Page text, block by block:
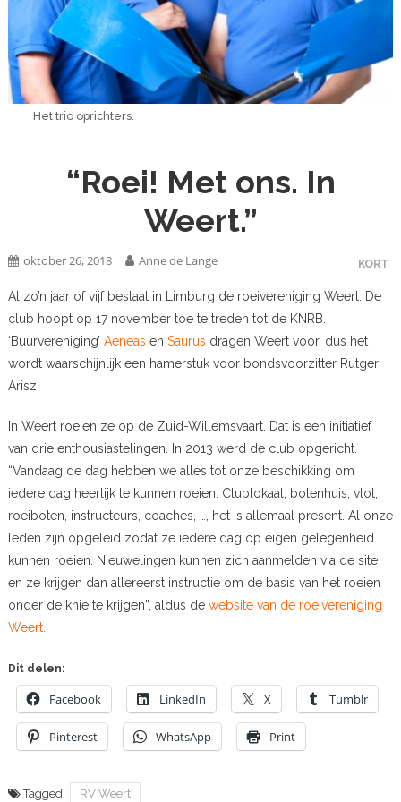
Het trio oprichters.
“Roei! Met ons. In
Weert.”
KORT
oktober 26, 2018 Anne de Lange
Al zo’n jaar of vijf bestaat in Limburg de roeivereniging Weert. De
club hoopt op 17 november toe te treden tot de KNRB.
‘Buurvereniging’ Aeneas en Saurus dragen Weert voor, dus het
wordt waarschijnlijk een hamerstuk voor bondsvoorzitter Rutger
Arisz.
In Weert roeien ze op de Zuid-Willemsvaart. Dat is een initiatief
van drie enthousiastelingen. In 2013 werd de club opgericht.
“Vandaag de dag hebben we alles tot onze beschikking om
iedere dag heerlijk te kunnen roeien. Clublokaal, botenhuis, vlot,
roeiboten, instructeurs, coaches, …, het is allemaal present. Al onze
leden zijn opgeleid zodat ze iedere dag op eigen gelegenheid
kunnen roeien. Nieuwelingen kunnen zich aanmelden via de site
en ze krijgen dan allereerst instructie om de basis van het roeien
onder de knie te krijgen”, aldus de website van de roeivereniging
Weert.
Dit delen:
Facebook LinkedIn X Tumblr
Pinterest WhatsApp Print
Tagged RV Weert